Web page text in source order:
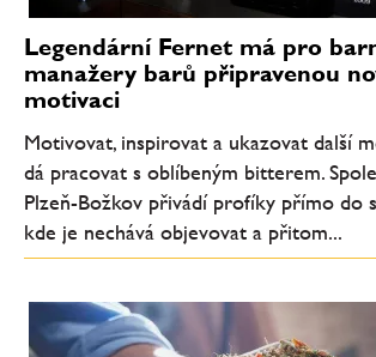
Legendární Fernet má pro
manažery barů připravenou
motivaci
Motivovat, inspirovat a ukazovat další
dá pracovat s oblíbeným bitterem.
Plzeň-Božkov přivádí profíky přímo do
kde je nechává objevovat a přitom...